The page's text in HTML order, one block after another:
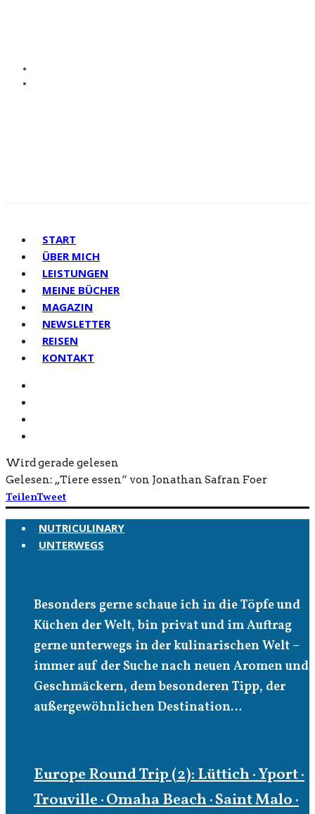
START
ÜBER MICH
LEISTUNGEN
MEINE BÜCHER
MAGAZIN
NEWSLETTER
REISEN
KONTAKT
Wird gerade gelesen
Gelesen: „Tiere essen“ von Jonathan Safran Foer
TeilenTweet
NUTRICULINARY
UNTERWEGS
Besonders gerne schaue ich in die Töpfe und
Küchen der Welt, bin privat und im Auftrag
gerne unterwegs in der kulinarischen Welt –
immer auf der Suche nach neuen Aromen und
Geschmäckern, dem besonderen Tipp, der
außergewöhnlichen Destination…
Europe Round Trip (2): Lüttich · Yport ·
Trouville · Omaha Beach · Saint Malo ·